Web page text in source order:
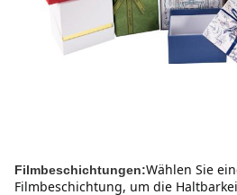
Filmbeschichtungen:Wählen Sie
Filmbeschichtung, um die